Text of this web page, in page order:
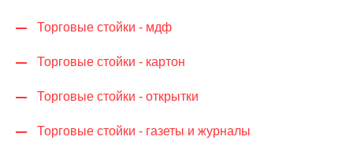
Торговые стойки - мдф
Торговые стойки - картон
Торговые стойки - открытки
Торговые стойки - газеты и журналы